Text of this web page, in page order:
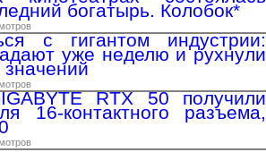
богатырь. Колобок*
с гигантом индустрии:
уже неделю и рухнули
значений
RTX 50 получили
16-контактного разъема,